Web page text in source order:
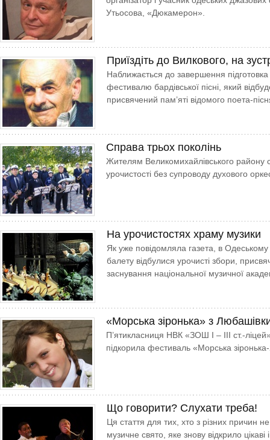
Утьосова, «Дюкамерон».
Приїздіть до Вилкового, на
Наближається до завершення
фестивалю бардівської пісні, який
присвячений пам’яті відомого поета-
Справа трьох поколінь
Жителям Великомихайлівського району
урочистості без супроводу духового
На урочистостях храму музики
Як уже повідомляла газета, в
балету відбулися урочисті збори,
заснування національної музичної
«Морська зіронька» з
П’ятикласниця НВК «ЗОШ І – ІІІ ст.-
підкорила фестиваль «Морська
Що говорити? Слухати треба!
Ця стаття для тих, хто з різних причин не
музичне свято, яке знову відкрило цікаві